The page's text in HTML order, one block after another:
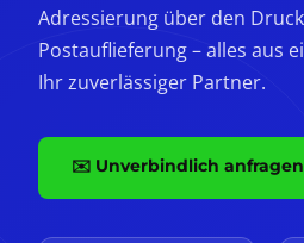
Adressierung über den
Postauflieferung – alles aus
Ihr zuverlässiger Partner.
✉️ Unverbindlich anfragen